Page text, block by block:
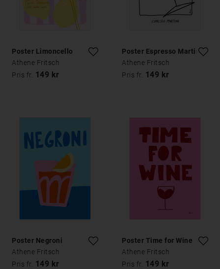
Poster Limoncello
Athene Fritsch
Pris fr. 149 kr
Poster Espresso Martini
Athene Fritsch
Pris fr. 149 kr
Poster Negroni
Athene Fritsch
Pris fr. 149 kr
Poster Time for Wine
Athene Fritsch
Pris fr. 149 kr